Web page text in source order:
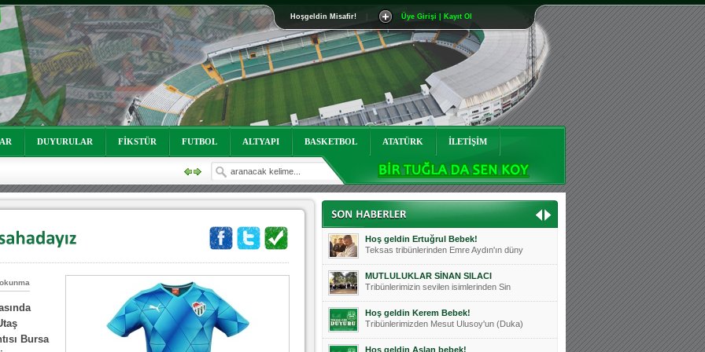
Hoşgeldin Misafir! Üye Girişi | Kayıt Ol
DUYURULAR FİKSTÜR FUTBOL ALTYAPI BASKETBOL ATATÜRK İLETİŞİM
Bursa
Mutluluklar Ceyhun Tetik
Teksas tribünlerinin sevilen isimlerinde
Bursasporumuzun önü açılsın is
Teksaslı Bursasporlular Derneği Başkanı
Hoş geldin Alaz Bebek!
Teksas.org sistem yöneticisi, ekibimizin
Hoş geldin Göktuğ Bebek!
Teksas.org ekibimizden ve tribünlerimizi
Hoş geldin Kadir Kağan Bebek!
Teksas tribünlerinden Basri İleri'nin dü
Hoş geldin Ertuğrul Bebek!
Teksas tribünlerinden Emre Aydın'ın düny
MUTLULUKLAR SİNAN SILACI
Tribünlerimizin sevilen isimlerinden Sin
Hoş geldin Kerem Bebek!
Tribünlerimizden Mesut Ulusoy'un (Duka)
Hoş geldin Aslan bebek!